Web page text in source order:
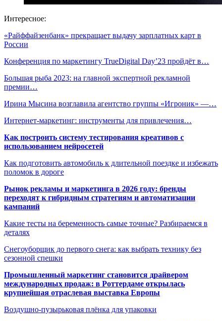
Интересное:
«Райффайзенбанк» прекращает выдачу зарплатных карт в
России
Конференция по маркетингу TrueDigital Day’23 пройдёт в…
Большая рыба 2023: на главной экспертной рекламной
премии…
Ирина Мысина возглавила агентство группы «Игроник» —…
Интернет-маркетинг: инструменты для привлечения…
Как построить систему тестирования креативов с
использованием нейросетей
Как подготовить автомобиль к длительной поездке и избежать
поломок в дороге
Рынок рекламы и маркетинга в 2026 году: бренды
переходят к гибридным стратегиям и автоматизации
кампаний
Какие тесты на беременность самые точные? Разбираемся в
деталях
Снегоуборщик до первого снега: как выбрать технику без
сезонной спешки
Промышленный маркетинг становится драйвером
международных продаж: в Роттердаме открылась
крупнейшая отраслевая выставка Европы
Воздушно-пузырьковая плёнка для упаковки